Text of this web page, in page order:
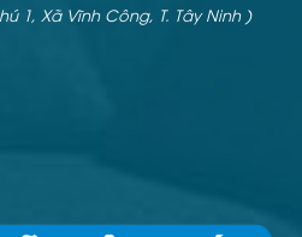
1, Xã Vĩnh Công, T. Tây Ninh )